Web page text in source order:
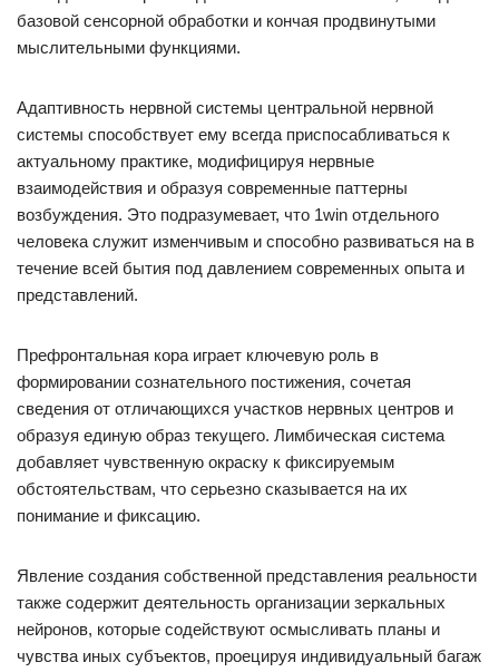
базовой сенсорной обработки и кончая продвинутыми
мыслительными функциями.
Адаптивность нервной системы центральной нервной
системы способствует ему всегда приспосабливаться к
актуальному практике, модифицируя нервные
взаимодействия и образуя современные паттерны
возбуждения. Это подразумевает, что 1win отдельного
человека служит изменчивым и способно развиваться на в
течение всей бытия под давлением современных опыта и
представлений.
Префронтальная кора играет ключевую роль в
формировании сознательного постижения, сочетая
сведения от отличающихся участков нервных центров и
образуя единую образ текущего. Лимбическая система
добавляет чувственную окраску к фиксируемым
обстоятельствам, что серьезно сказывается на их
понимание и фиксацию.
Явление создания собственной представления реальности
также содержит деятельность организации зеркальных
нейронов, которые содействуют осмысливать планы и
чувства иных субъектов, проецируя индивидуальный багаж